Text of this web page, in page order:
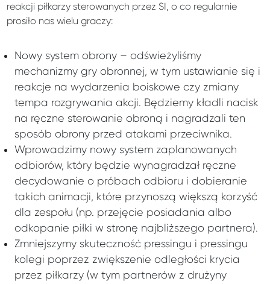
reakcji piłkarzy sterowanych przez SI, o co regularnie
prosiło nas wielu graczy:
Nowy system obrony – odświeżyliśmy
mechanizmy gry obronnej, w tym ustawianie się i
reakcje na wydarzenia boiskowe czy zmiany
tempa rozgrywania akcji. Będziemy kładli nacisk
na ręczne sterowanie obroną i nagradzali ten
sposób obrony przed atakami przeciwnika.
Wprowadzimy nowy system zaplanowanych
odbiorów, który będzie wynagradzał ręczne
decydowanie o próbach odbioru i dobieranie
takich animacji, które przynoszą większą korzyść
dla zespołu (np. przejęcie posiadania albo
odkopanie piłki w stronę najbliższego partnera).
Zmniejszymy skuteczność pressingu i pressingu
kolegi poprzez zwiększenie odległości krycia
przez piłkarzy (w tym partnerów z drużyny